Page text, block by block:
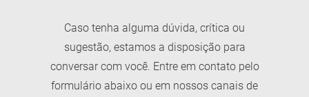
Caso tenha alguma dúvida, crítica ou
sugestão, estamos a disposição para
conversar com você. Entre em contato pelo
formulário abaixo ou em nossos canais de